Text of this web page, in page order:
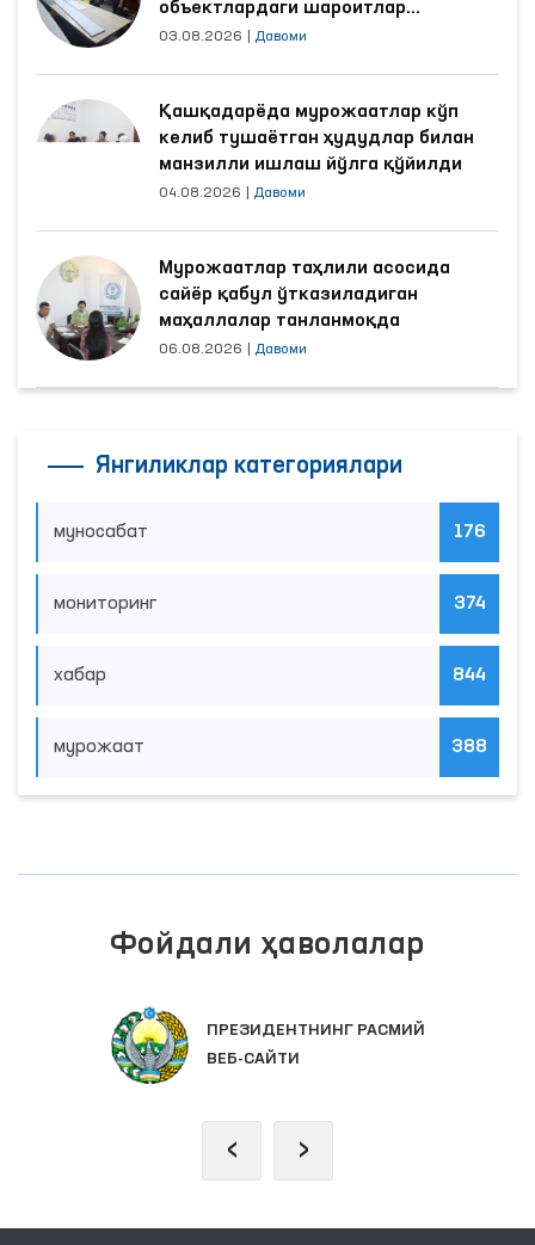
объектлардаги шароитлар
яхшиланди
03.08.2026 Давоми
Қашқадарёда мурожаатлар кўп
келиб тушаётган ҳудудлар билан
манзилли ишлаш йўлга қўйилди
04.08.2026 Давоми
Мурожаатлар таҳлили асосида
сайёр қабул ўтказиладиган
маҳаллалар танланмоқда
06.08.2026 Давоми
Янгиликлар категориялари
муносабат 176
мониторинг 374
хабар 844
мурожаат 388
Фойдали ҳаволалар
ПРЕЗИДЕНТНИНГ РАСМИЙ
ВЕБ-САЙТИ
‹ ›